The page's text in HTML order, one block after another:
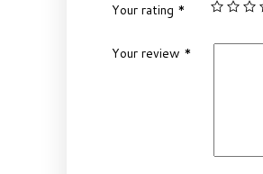
Your rating *
Your review *